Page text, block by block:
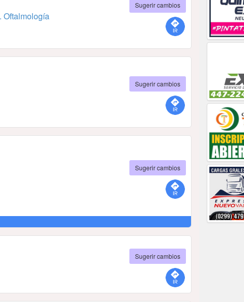
Oftalmología
Sugerir cambios
Sugerir cambios
Sugerir cambios
Sugerir cambios